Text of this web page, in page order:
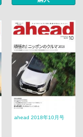
ahead 2018年10月号